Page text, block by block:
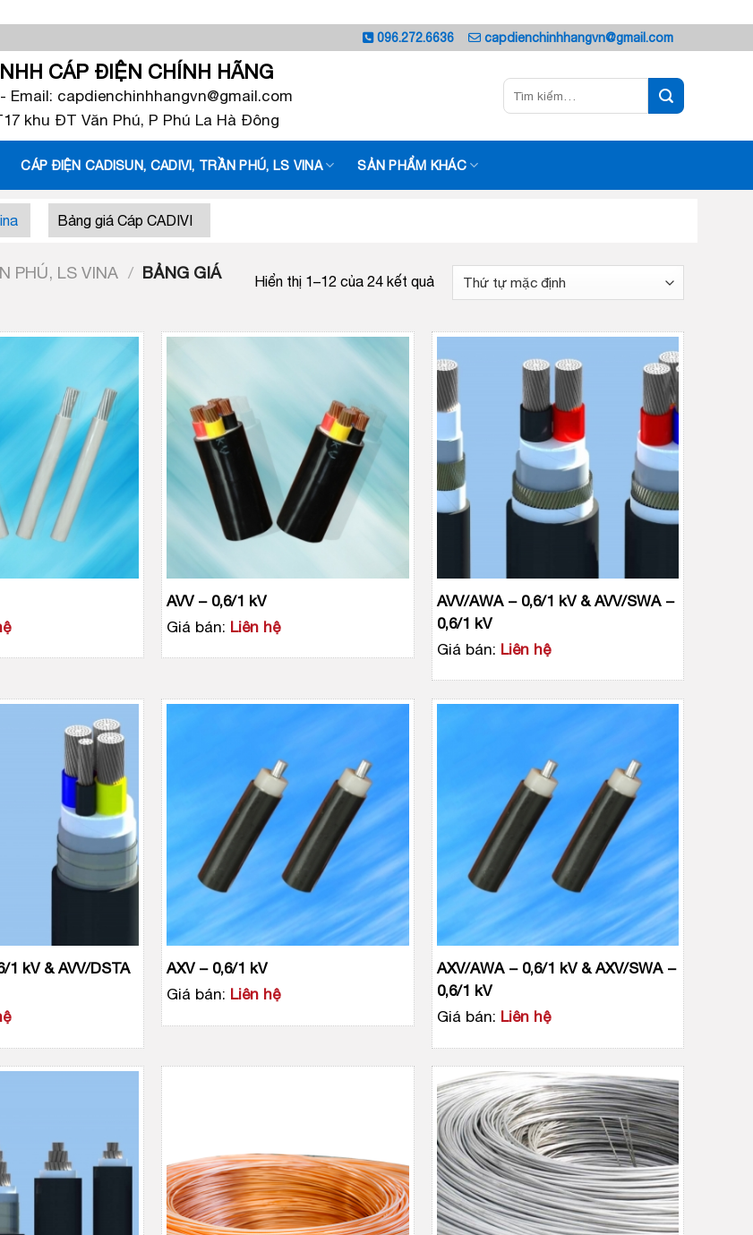
096.272.6636 capdienchinhhangvn@gmail.com
CÁP ĐIỆN CHÍNH HÃNG
- Email: capdienchinhhangvn@gmail.com
khu ĐT Văn Phú, P Phú La Hà Đông
Tìm
kiếm:
CÁP ĐIỆN CADISUN, CADIVI, TRẦN PHÚ, LS VINA SẢN PHẨM KHÁC
Bảng giá Cáp CADIVI
PHÚ, LS VINA / BẢNG GIÁ
Hiển thị 1–12 của 24 kết quả
AVV − 0,6/1 kV
Giá bán: Liên hệ
AVV/AWA − 0,6/1 kV & AVV/SWA −
0,6/1 kV
Giá bán: Liên hệ
1 kV & AVV/DSTA
AXV − 0,6/1 kV
Giá bán: Liên hệ
AXV/AWA − 0,6/1 kV & AXV/SWA −
0,6/1 kV
Giá bán: Liên hệ